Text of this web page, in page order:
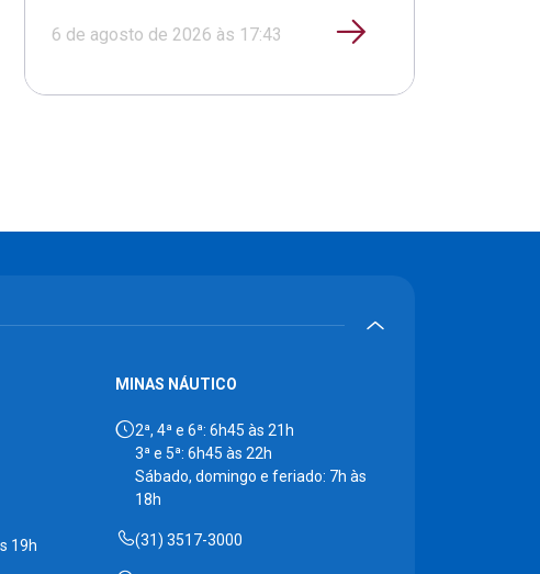
6 de agosto de 2026 às 17:43
19h
MINAS NÁUTICO
2ª, 4ª e 6ª: 6h45 às 21h
3ª e 5ª: 6h45 às 22h
Sábado, domingo e feriado: 7h às
18h
(31) 3517-3000